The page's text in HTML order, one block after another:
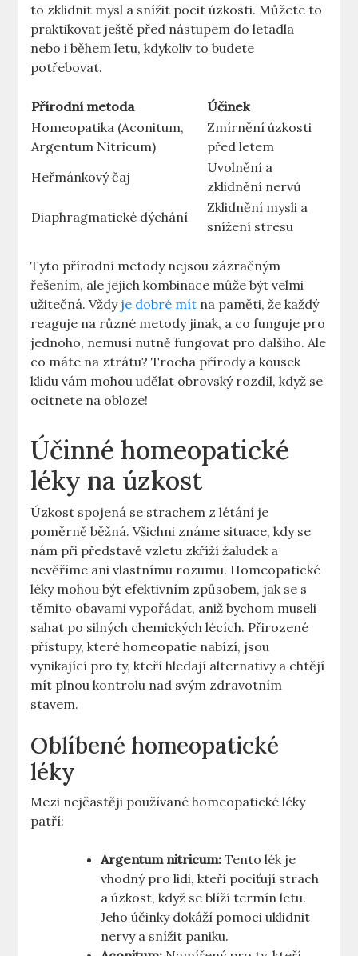
to zklidnit mysl a snížit pocit úzkosti. Můžete to
praktikovat ještě před nástupem do letadla
nebo i během letu, kdykoliv to budete
potřebovat.
Přírodní metoda
Účinek
Homeopatika (Aconitum,
Argentum Nitricum)
Zmírnění úzkosti
před letem
Heřmánkový čaj
Uvolnění a
zklidnění nervů
Diaphragmatické dýchání
Zklidnění mysli a
snížení stresu
Tyto přírodní metody nejsou zázračným
řešením, ale jejich kombinace může být velmi
užitečná. Vždy je dobré mít na paměti, že každý
reaguje na různé metody jinak, a co funguje pro
jednoho, nemusí nutně fungovat pro dalšího. Ale
co máte na ztrátu? Trocha přírody a kousek
klidu vám mohou udělat obrovský rozdíl, když se
ocitnete na obloze!
Účinné homeopatické
léky na úzkost
Úzkost spojená se strachem z létání je
poměrně běžná. Všichni známe situace, kdy se
nám při představě vzletu zkříží žaludek a
nevěříme ani vlastnímu rozumu. Homeopatické
léky mohou být efektivním způsobem, jak se s
těmito obavami vypořádat, aniž bychom museli
sahat po silných chemických lécích. Přirozené
přístupy, které homeopatie nabízí, jsou
vynikající pro ty, kteří hledají alternativy a chtějí
mít plnou kontrolu nad svým zdravotním
stavem.
Oblíbené homeopatické
léky
Mezi nejčastěji používané homeopatické léky
patří:
Argentum nitricum: Tento lék je
vhodný pro lidi, kteří pociťují strach
a úzkost, když se blíží termín letu.
Jeho účinky dokáží pomoci uklidnit
nervy a snížit paniku.